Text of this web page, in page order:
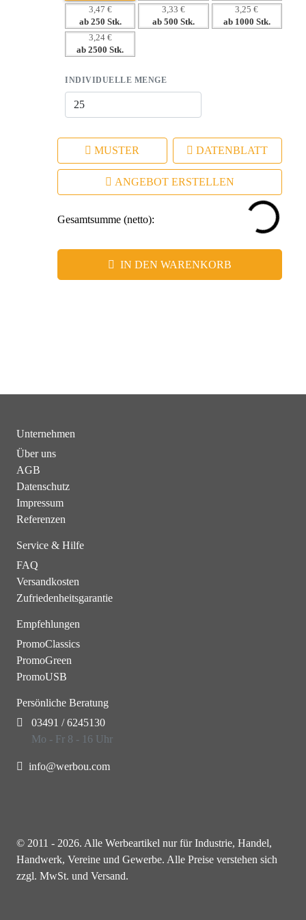
– Nachhaltige Werbewirkung durch einen nützlichen und
geliebten Begleiter.
3,47 €
ab 250 Stk.
3,33 €
ab 500 Stk.
3,25 €
ab 1000 Stk.
3,24 €
ab 2500 Stk.
INDIVIDUELLE MENGE
MUSTER DATENBLATT
ANGEBOT ERSTELLEN
Gesamtsumme (netto):
IN DEN WARENKORB
Unternehmen
Über uns
AGB
Datenschutz
Impressum
Referenzen
Service & Hilfe
FAQ
Versandkosten
Zufriedenheitsgarantie
Empfehlungen
PromoClassics
PromoGreen
PromoUSB
Persönliche Beratung
03491 / 6245130
Mo - Fr 8 - 16 Uhr
info@werbou.com
© 2011 - 2026. Alle Werbeartikel nur für Industrie, Handel,
Handwerk, Vereine und Gewerbe. Alle Preise verstehen sich
zzgl. MwSt. und Versand.